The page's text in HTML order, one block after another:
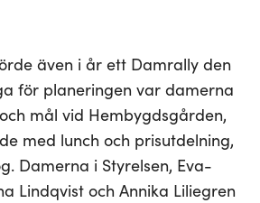
även i år ett Damrally den
för planeringen var damerna
mål vid Hembygdsgården,
med lunch och prisutdelning,
Damerna i Styrelsen, Eva-
Lindqvist och Annika Liliegren